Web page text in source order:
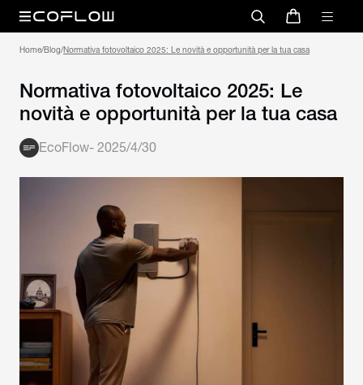
Home/Blog/Normativa fotovoltaico 2025: Le novità e opportunità per la tua casa
Normativa fotovoltaico 2025: Le
novità e opportunità per la tua casa
EcoFlow- 2025/4/30